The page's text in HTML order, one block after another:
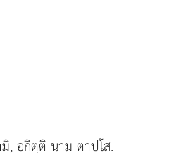
, อกิตฺติ นาม ตาปโส.